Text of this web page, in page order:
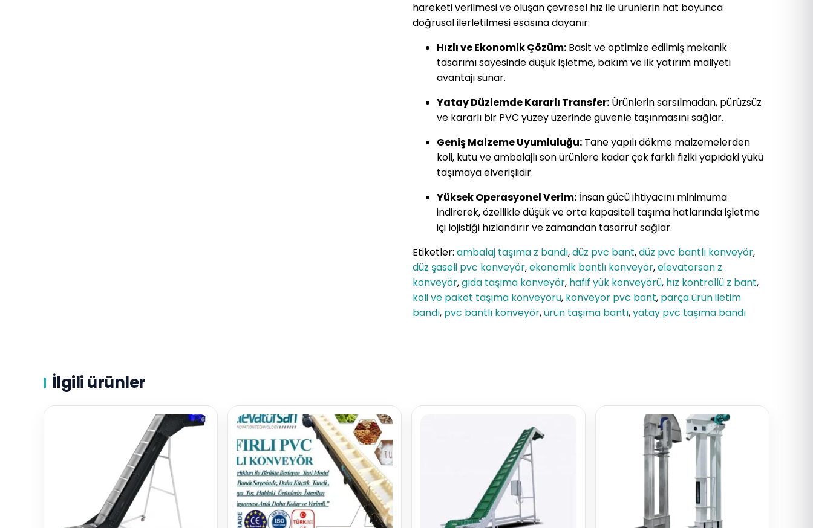
hareketi verilmesi ve oluşan çevresel hız ile ürünlerin hat boyunca
doğrusal ilerletilmesi esasına dayanır:
Hızlı ve Ekonomik Çözüm: Basit ve optimize edilmiş mekanik
tasarımı sayesinde düşük işletme, bakım ve ilk yatırım maliyeti
avantajı sunar.
Yatay Düzlemde Kararlı Transfer: Ürünlerin sarsılmadan, pürüzsüz
ve kararlı bir PVC yüzey üzerinde güvenle taşınmasını sağlar.
Geniş Malzeme Uyumluluğu: Tane yapılı dökme malzemelerden
koli, kutu ve ambalajlı son ürünlere kadar çok farklı fiziki yapıdaki yükü
taşımaya elverişlidir.
Yüksek Operasyonel Verim: İnsan gücü ihtiyacını minimuma
indirerek, özellikle düşük ve orta kapasiteli taşıma hatlarında işletme
içi lojistiği hızlandırır ve zamandan tasarruf sağlar.
Etiketler: ambalaj taşıma z bandı,düz pvc bant,düz pvc bantlı konveyör,
düz şaseli pvc konveyör,ekonomik bantlı konveyör,elevatorsan z
konveyör,gıda taşıma konveyör, hafif yük konveyörü, hız kontrollü z bant,
koli ve paket taşıma konveyörü, konveyör pvc bant, parça ürün iletim
bandı, pvc bantlı konveyör,ürün taşıma bantı,yatay pvc taşıma bandı
İlgili ürünler